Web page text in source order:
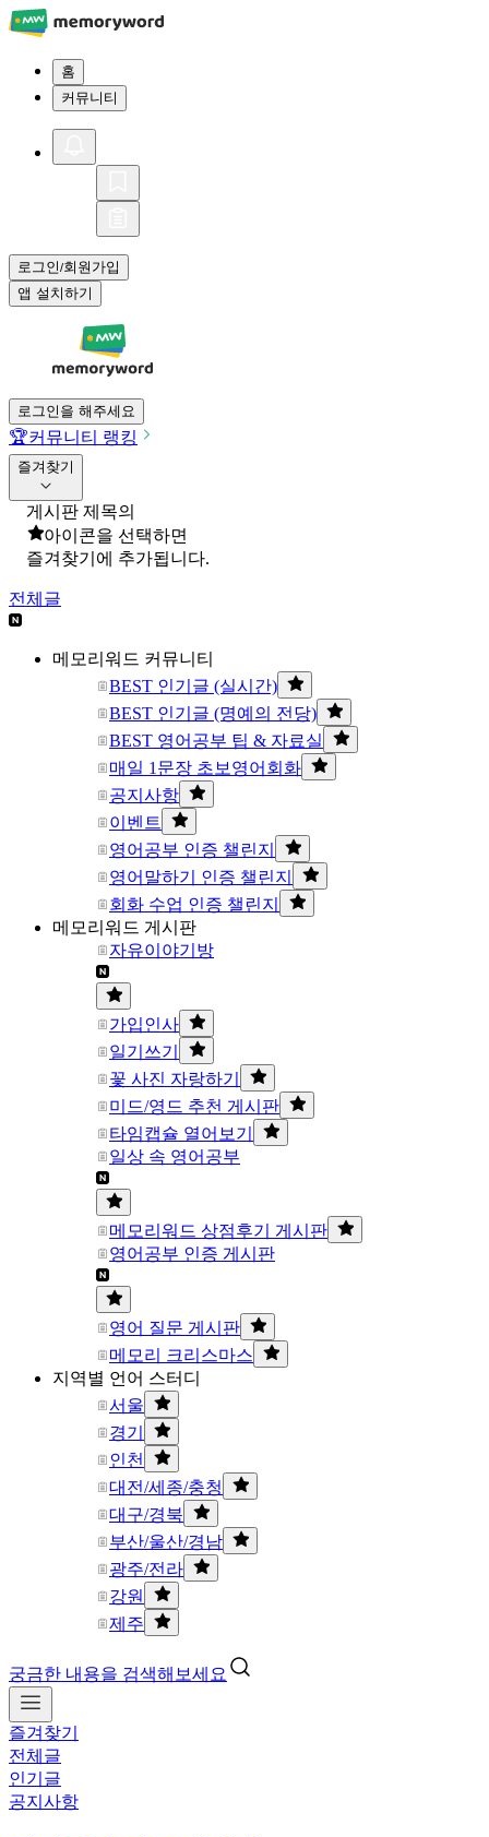
홈
커뮤니티
로그인/회원가입
앱 설치하기
로그인을 해주세요
🏆커뮤니티 랭킹
즐겨찾기
게시판 제목의
아이콘을 선택하면
즐겨찾기에 추가됩니다.
전체글
메모리워드 커뮤니티
BEST 인기글 (실시간)
BEST 인기글 (명예의 전당)
BEST 영어공부 팁 & 자료실
매일 1문장 초보영어회화
공지사항
이벤트
영어공부 인증 챌린지
영어말하기 인증 챌린지
회화 수업 인증 챌린지
메모리워드 게시판
자유이야기방
가입인사
일기쓰기
꽃 사진 자랑하기
미드/영드 추천 게시판
타임캡슐 열어보기
일상 속 영어공부
메모리워드 상점후기 게시판
영어공부 인증 게시판
영어 질문 게시판
메모리 크리스마스
지역별 언어 스터디
서울
경기
인천
대전/세종/충청
대구/경북
부산/울산/경남
광주/전라
강원
제주
궁금한 내용을 검색해보세요
즐겨찾기
전체글
인기글
공지사항